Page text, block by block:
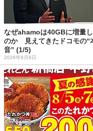
なぜahamoは40GBに増量
のか 見えてきたドコモの“
音” (1/5)
2026年8月6日